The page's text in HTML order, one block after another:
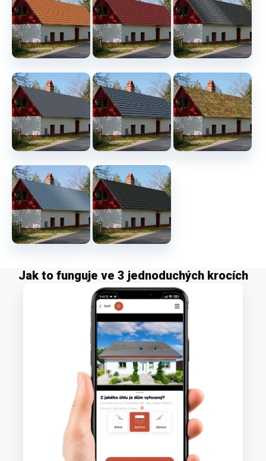
Jak to funguje ve 3 jednoduchých krocích